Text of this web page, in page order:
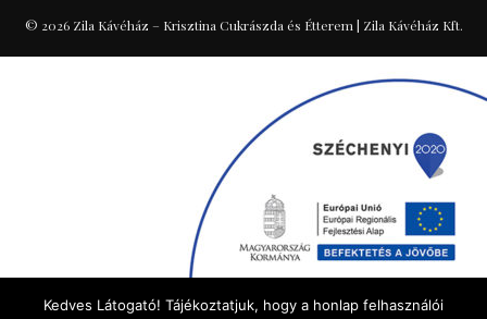
© 2026 Zila Kávéház – Krisztina Cukrászda és Étterem | Zila Kávéház Kft.
Kedves Látogató! Tájékoztatjuk, hogy a honlap felhasználói